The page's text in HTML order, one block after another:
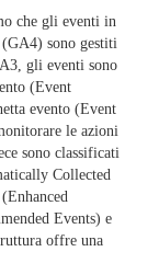
che gli eventi in
sono gestiti
gli eventi sono
(Event
evento (Event
le azioni
sono classificati
Collected
Events) e
offre una